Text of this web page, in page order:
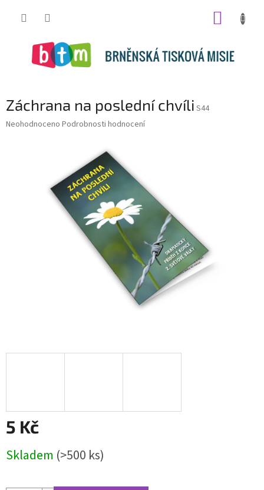
Záchrana na poslední chvíli S44
Průměrné
Neohodnoceno Podrobnosti hodnocení
5 Kč
cena:
Skladem (>500 ks)